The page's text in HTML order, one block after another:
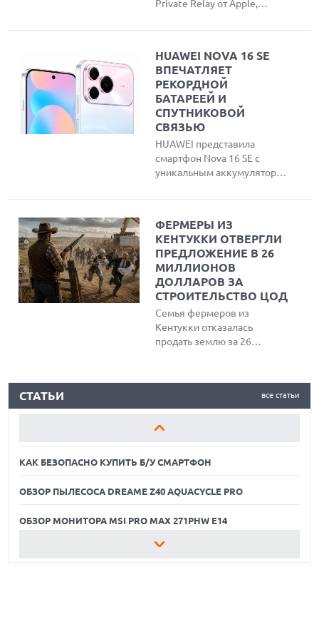
Private Relay от Apple,
IP-адрес пользователей
Safari. Эксперты создали
инструмент для проверки
утечки данных и объяснили
причины публичного
разглашения проблемы
вместо обращения в
компанию.
HUAWEI NOVA 16 SE
ВПЕЧАТЛЯЕТ
РЕКОРДНОЙ
БАТАРЕЕЙ И
СПУТНИКОВОЙ
СВЯЗЬЮ
HUAWEI представила
смартфон Nova 16 SE с
уникальным аккумулятором
IP69K. Устройство оснащено
ярким OLED-дисплеем,
чипсетом Kirin 8020 и
работает под управлением
HarmonyOS 6.1.
ФЕРМЕРЫ ИЗ
КЕНТУККИ ОТВЕРГЛИ
ПРЕДЛОЖЕНИЕ В 26
МИЛЛИОНОВ
ДОЛЛАРОВ ЗА
СТРОИТЕЛЬСТВО ЦОД
Семья фермеров из
Кентукки отказалась
продать землю за 26
обработки данных ИИ,
наследие и экологию
все статьи
СТАТЬИ
ОБЗОР МОНИТОРА MSI PRO MAX 271PHW E14
КАК БЕЗОПАСНО КУПИТЬ Б/У СМАРТФОН
ОБЗОР ПЫЛЕСОСА DREAME Z40 AQUACYCLE PRO
ОБЗОР МОНИТОРА MSI PRO MAX 271PHW E14
КАК БЕЗОПАСНО КУПИТЬ Б/У СМАРТФОН